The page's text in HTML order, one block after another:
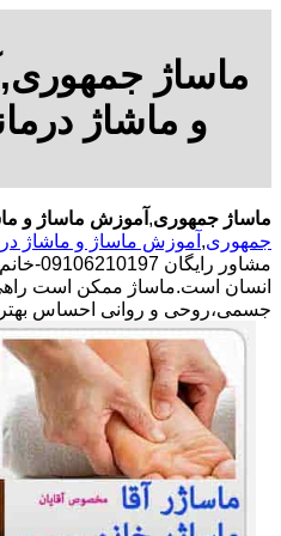
ماساژ
و ماشاژ
ماساژ جمهوری, آموزش ماساژ و
جمهوری, آموزش ماساژ و ماشاژ
مشاور
انسان است.ماساژ ممکن است راهی
جسمی،روحی و روانی احساس